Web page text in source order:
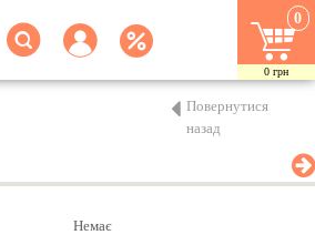
0
0 грн
Повернутися
назад
Немає